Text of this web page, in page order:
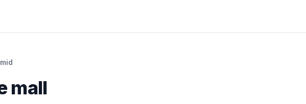
mall